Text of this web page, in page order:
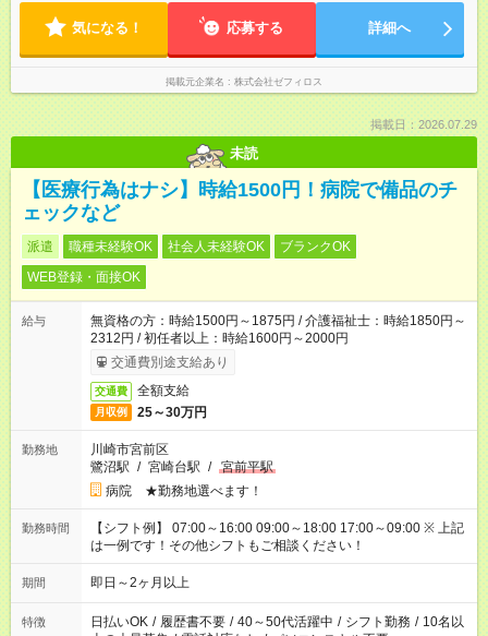
気になる！ 応募する 詳細へ
掲載元企業名 株式会社ゼフィロス
掲載日：2026.07.29
未読
【医療行為はナシ】時給1500円！病院で備品のチ
ェックなど
派遣 職種未経験OK 社会人未経験OK
ブランクOK
WEB登録・面接OK
給与
無資格の方：時給1500円～1875円 / 介護福祉士：時給1850円～
2312円 / 初任者以上：時給1600円～2000円
交通費別途支給あり
交通費 全額支給
月収例 25～30万円
勤務地
川崎市宮前区
鷺沼駅 / 宮崎台駅 / 宮前平駅
病院 ★勤務地選べます！
勤務時間
【シフト例】 07:00～16:00 09:00～18:00 17:00～09:00 ※ 上記
は一例です！その他シフトもご相談ください！
期間 即日～2ヶ月以上
特徴 日払いOK / 履歴書不要 / 40～50代活躍中 / シフト勤務 / 10名以